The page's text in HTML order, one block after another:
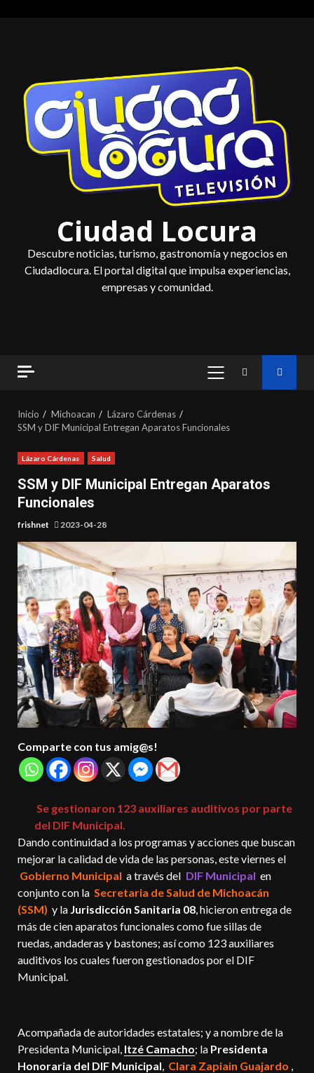
Ciudad Locura
Descubre noticias, turismo, gastronomía y negocios en
Ciudadlocura. El portal digital que impulsa experiencias,
empresas y comunidad.
MENÚ
Inicio Michoacan
Lázaro Cárdenas
SSM y DIF Municipal Entregan Aparatos Funcionales
Lázaro Cárdenas Salud
SSM y DIF Municipal Entregan Aparatos
Funcionales
frishnet 2023-04-28
Comparte con tus amig@s!
Se gestionaron 123 auxiliares auditivos por parte
del DIF Municipal.
Dando continuidad a los programas y acciones que buscan
mejorar la calidad de vida de las personas, este viernes el
Gobierno Municipal a través del DIF Municipal en
conjunto con la Secretaria de Salud de Michoacán
(SSM) y la Jurisdicción Sanitaria 08, hicieron entrega de
más de cien aparatos funcionales como fue sillas de
ruedas, andaderas y bastones; así como 123 auxiliares
auditivos los cuales fueron gestionados por el DIF
Municipal.
Acompañada de autoridades estatales; y a nombre de la
Presidenta Municipal, Itzé Camacho; la Presidenta
Honoraria del DIF Municipal, Clara Zapiain Guajardo ,